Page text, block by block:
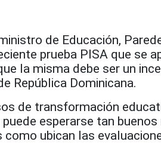
de Educación,
prueba PISA que se
la misma debe ser un
República Dominicana.
de transformación
esperarse tan
ubican las